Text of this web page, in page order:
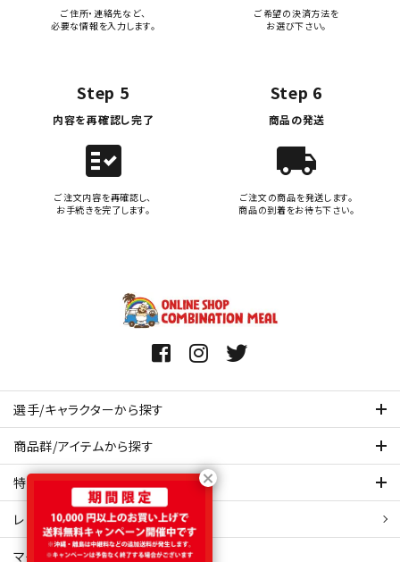
ご住所・連絡先など、
必要な情報を入力します。
ご希望の決済方法を
お選び下さい。
Step 5
内容を再確認し完了
fact_check
ご注文内容を再確認し、
お手続きを完了します。
Step 6
商品の発送
local_shipping
ご注文の商品を発送します。
商品の到着をお待ち下さい。
選手/キャラクターから探す
商品群/アイテムから探す
特集ページを見てみる
レビュー・口コミ 一覧ページ
マイアカウント